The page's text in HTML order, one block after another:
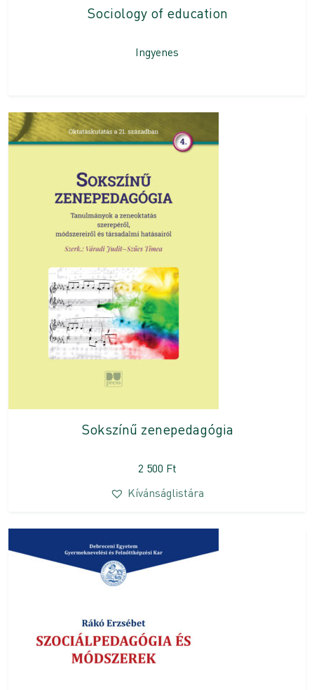
Sociology of education
Ingyenes
Sokszínű zenepedagógia
2 500 Ft
Kívánságlistára